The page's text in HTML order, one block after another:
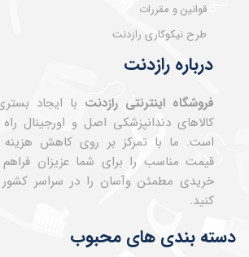
درباره رازدنت
فروشگاه اینترنتی رازدنت با ایجاد
کالاهای دندانپزشکی اصل و اورجینال
است. ما با تمرکز بر روی کاهش
قیمت مناسب را برای شما عزیزان فراهم
خریدی مطمئن وآسان را در سراسر کشور
کنید.
قوانین و مقررات
طرح نیکوکاری رازدنت
دسته بندی های محبوب